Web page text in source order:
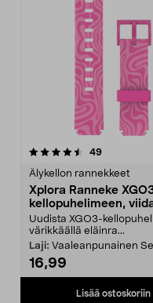
49arvostelut
Älykellon rannekkeet
Xplora Ranneke
kellopuhelimeen,
Uudista XGO3-
värikkäällä eläinra...
Laji: Vaaleanpunainen
16,99
Lisää ostoskoriin
4.5 viidestä